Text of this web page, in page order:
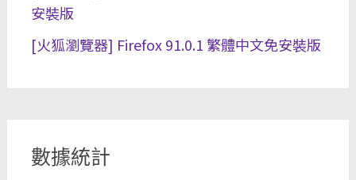
安裝版
[火狐瀏覽器] Firefox 91.0.1 繁體中文免安裝版
數據統計